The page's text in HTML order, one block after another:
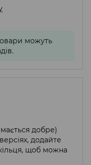
можуть
добре)
додайте
щоб можна